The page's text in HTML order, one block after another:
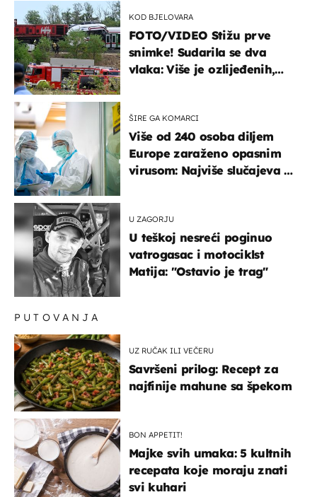
KOD BJELOVARA
FOTO/VIDEO Stižu prve
snimke! Sudarila se dva
vlaka: Više je ozlijeđenih,
ŠIRE GA KOMARCI
Više od 240 osoba diljem
Europe zaraženo opasnim
virusom: Najviše slučajeva u
U ZAGORJU
U teškoj nesreći poginuo
vatrogasac i motociklst
Matija: "Ostavio je trag"
PUTOVANJA
UZ RUČAK ILI VEČERU
Savršeni prilog: Recept za
najfinije mahune sa špekom
BON APPETIT!
Majke svih umaka: 5 kultnih
recepata koje moraju znati
svi kuhari